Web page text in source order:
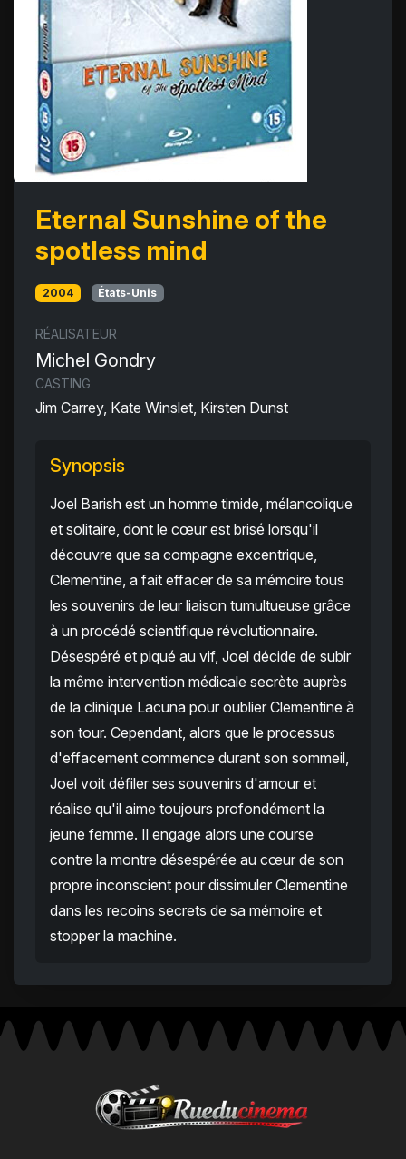
Eternal Sunshine of the
spotless mind
2004 États-Unis
RÉALISATEUR
Michel Gondry
CASTING
Jim Carrey, Kate Winslet, Kirsten Dunst
Synopsis
Joel Barish est un homme timide, mélancolique
et solitaire, dont le cœur est brisé lorsqu'il
découvre que sa compagne excentrique,
Clementine, a fait effacer de sa mémoire tous
les souvenirs de leur liaison tumultueuse grâce
à un procédé scientifique révolutionnaire.
Désespéré et piqué au vif, Joel décide de subir
la même intervention médicale secrète auprès
de la clinique Lacuna pour oublier Clementine à
son tour. Cependant, alors que le processus
d'effacement commence durant son sommeil,
Joel voit défiler ses souvenirs d'amour et
réalise qu'il aime toujours profondément la
jeune femme. Il engage alors une course
contre la montre désespérée au cœur de son
propre inconscient pour dissimuler Clementine
dans les recoins secrets de sa mémoire et
stopper la machine.